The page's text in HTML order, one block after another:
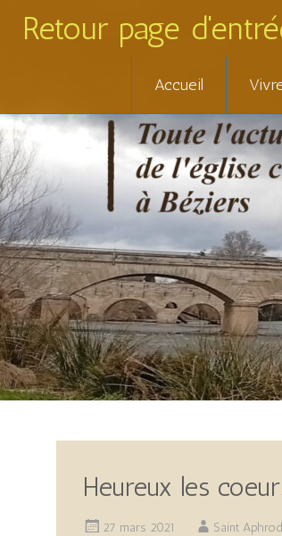
Retour page
to
content
Accueil
Heureux les
27 mars 2021 Saint